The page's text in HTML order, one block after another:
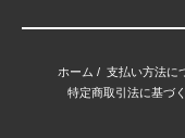
ホーム / 支払い方法に
特定商取引法に基づ